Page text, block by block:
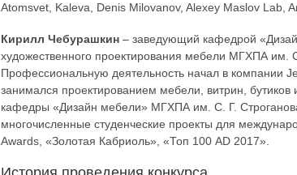
Atomsvet, Kaleva, Denis Milovanov, Alexey Maslov Lab,
Кирилл Чебурашкин – заведующий кафедрой
художественного проектирования мебели МГХПА им.
Профессиональную деятельность начал в компании
занимался проектированием мебели, витрин,
кафедры «Дизайн мебели» МГХПА им. С. Г.
многочисленные студенческие проекты для
Awards, «Золотая Кабриоль», «Топ 100 AD 2017».